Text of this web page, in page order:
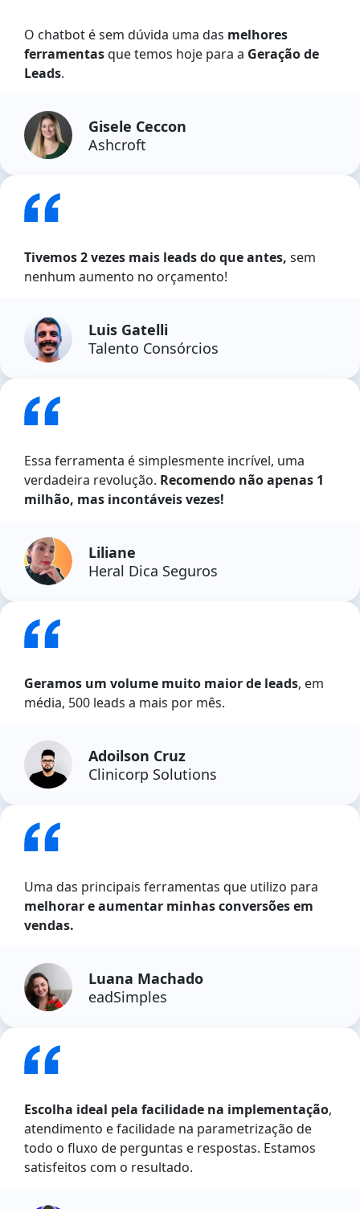
O chatbot é sem dúvida uma das melhores
ferramentasque temos hoje para a Geração de
Leads.
Gisele Ceccon
Ashcroft
Tivemos 2 vezes mais leads do que antes, sem
nenhum aumento no orçamento!
Luis Gatelli
Talento Consórcios
Essa ferramenta é simplesmente incrível, uma
verdadeira revolução. Recomendo não apenas 1
milhão, mas incontáveis vezes!
Liliane
Heral Dica Seguros
Geramos um volume muito maior de leads, em
média, 500 leads a mais por mês.
Adoilson Cruz
Clinicorp Solutions
Uma das principais ferramentas que utilizo para
melhorar e aumentar minhas conversões em
vendas.
Luana Machado
eadSimples
Escolha ideal pela facilidade na implementação,
atendimento e facilidade na parametrização de
todo o fluxo de perguntas e respostas. Estamos
satisfeitos com o resultado.